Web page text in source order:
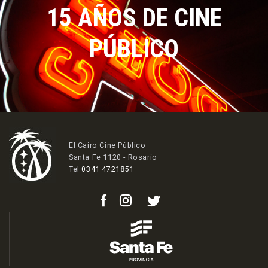
15 AÑOS DE CINE
PÚBLICO
El Cairo Cine Público
Santa Fe 1120 - Rosario
Tel0341 4721851